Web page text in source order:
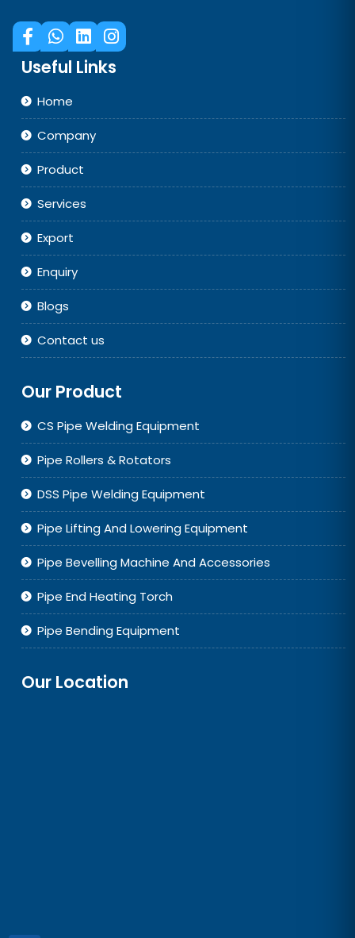
Useful Links
Home
Company
Product
Services
Export
Enquiry
Blogs
Contact us
Our Product
CS Pipe Welding Equipment
Pipe Rollers & Rotators
DSS Pipe Welding Equipment
Pipe Lifting And Lowering Equipment
Pipe Bevelling Machine And Accessories
Pipe End Heating Torch
Pipe Bending Equipment
Our Location